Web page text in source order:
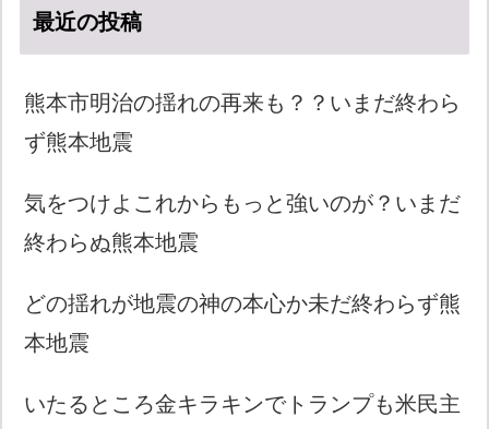
最近の投稿
熊本市明治の揺れの再来も？？いまだ終わら
ず熊本地震
気をつけよこれからもっと強いのが？いまだ
終わらぬ熊本地震
どの揺れが地震の神の本心か未だ終わらず熊
本地震
いたるところ金キラキンでトランプも米民主